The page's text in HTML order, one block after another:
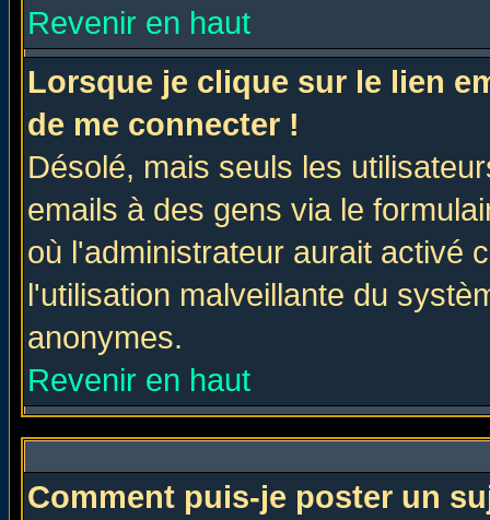
Revenir en haut
Lorsque je clique sur le lien
de me connecter !
Désolé, mais seuls les
emails à des gens via le
où l'administrateur aurait activé
l'utilisation malveillante du
anonymes.
Revenir en haut
Comment puis-je poster un